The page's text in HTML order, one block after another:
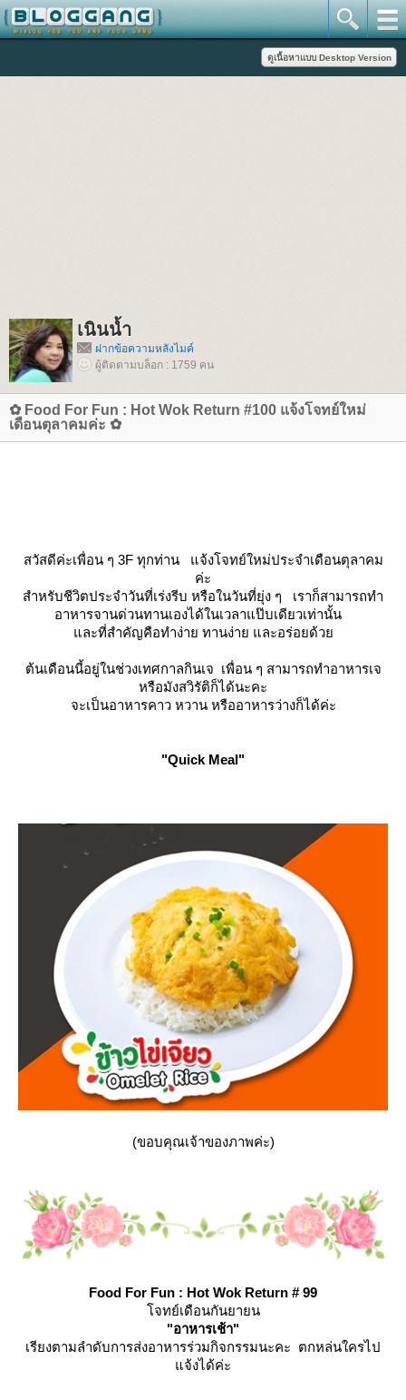
เนินน้ำ
ฝากข้อความหลังไมค์
ผู้ติดตามบล็อก : 1759 คน
✿ Food For Fun : Hot Wok Return #100 แจ้งโจทย์ใหม่
เดือนตุลาคมค่ะ ✿
สวัสดีค่ะเพื่อน ๆ 3F ทุกท่าน แจ้งโจทย์ใหม่ประจำเดือนตุลาคม
ค่ะ
สำหรับชีวิตประจำวันที่เร่งรีบ หรือในวันที่ยุ่ง ๆ เราก็สามารถทำ
อาหารจานด่วนทานเองได้ในเวลาแป๊บเดียวเท่านั้น
ละที่สำคัญคือทำง่าย ทานง่าย และอร่อยด้ว
ต้นเดือนนี้อยู่ในช่วงเทศกาลกินเจ เพื่อน ๆ สามารถทำอาหารเจ
หรือมังสวิรัติก็ได้นะคะ
จะเป็นอาหารคาว หวาน หรืออาหารว่างก็ได้ค่ะ
"Quick Meal"
(ขอบคุณเจ้าของภาพค่ะ)
Food For Fun : Hot Wok Return # 99
จทย์เดือนกันยายน
"อาหารเช้า"
เรียงตามลำดับการส่งอาหารร่วมกิจกรรมนะคะ ตกหล่นใครไป
จ้งได้ค่ะ